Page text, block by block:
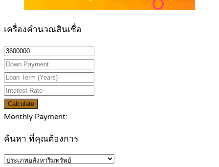
เครื่องคำนวณสินเชื่อ
Calculate
Monthly Payment:
ค้นหา ที่คุณต้องการ